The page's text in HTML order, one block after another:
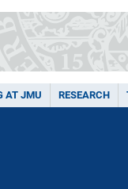
AT JMU RESEARCH